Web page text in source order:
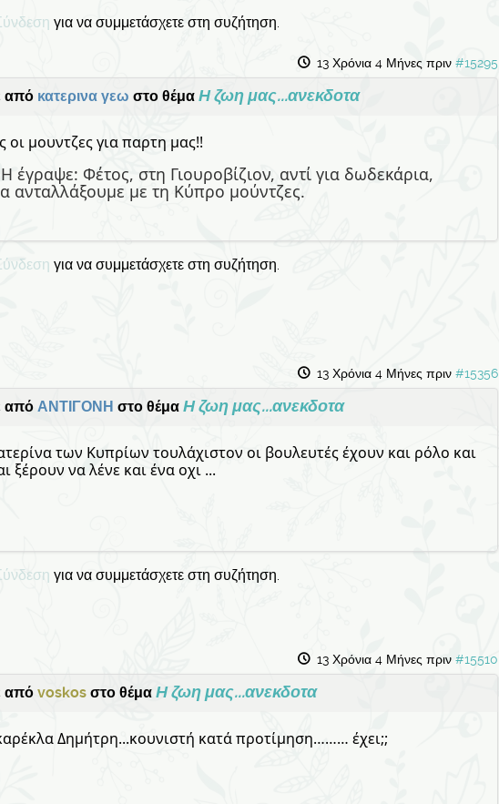
για να συμμετάσχετε στη συζήτηση.
13 Χρόνια 4 Μήνες πριν #15295
από κατερινα γεω στο θέμαΗ ζωη μας...ανεκδοτα
οι μουντζες για παρτη μας!!
έγραψε: Φέτος, στη Γιουροβίζιον, αντί για δωδεκάρια,
ανταλλάξουμε με τη Κύπρο μούντζες.
για να συμμετάσχετε στη συζήτηση.
13 Χρόνια 4 Μήνες πριν #15356
απόΑΝΤΙΓΟΝΗ στο θέμαΗ ζωη μας...ανεκδοτα
των Κυπρίων τουλάχιστον οι βουλευτές έχουν και ρόλο και
ξέρουν να λένε και ένα οχι ...
για να συμμετάσχετε στη συζήτηση.
13 Χρόνια 4 Μήνες πριν #15510
απόvoskos στο θέμαΗ ζωη μας...ανεκδοτα
Δημήτρη...κουνιστή κατά προτίμηση……… έχει;;